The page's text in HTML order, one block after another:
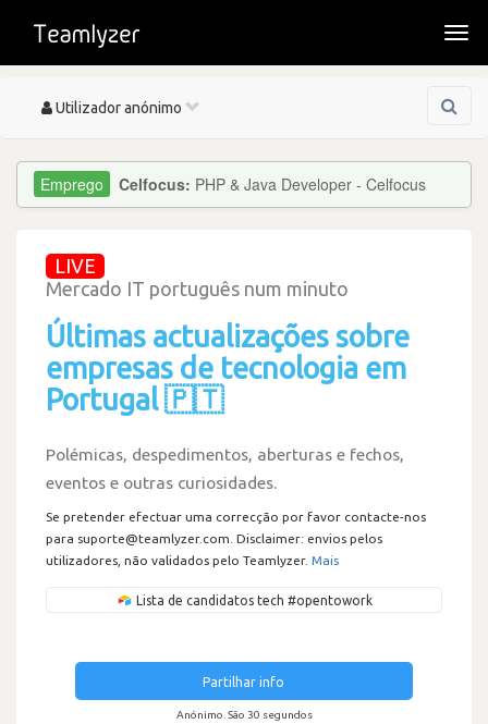
Toggle
Utilizador anónimo
Celfocus: PHP & Java Developer - Celfocus
LIVE
Mercado IT português num minuto
Últimas actualizações sobre
empresas de tecnologia em
Portugal 🇵🇹
Polémicas, despedimentos, aberturas e fechos,
eventos e outras curiosidades.
Se pretender efectuar uma correcção por favor contacte-nos
para suporte@teamlyzer.com. Disclaimer: envios pelos
utilizadores, não validados pelo Teamlyzer. Mais
Lista de candidatos tech #opentowork
Partilhar info
Anónimo. São 30 segundos